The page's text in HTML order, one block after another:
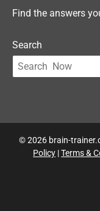
Find the answers
Search
© 2026 brain-
Policy |Terms &